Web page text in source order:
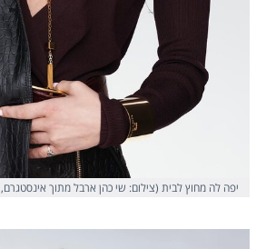
יפה לה מחוץ לבית (צילום: שי כהן ארבל מתוך אינסטגרם, shay_arbel)